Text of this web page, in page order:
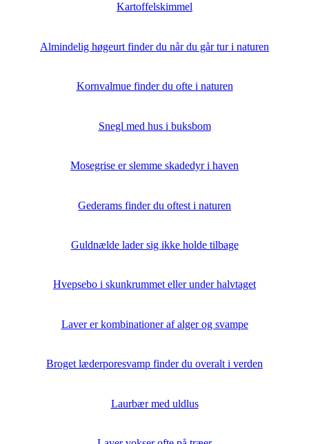
Kartoffelskimmel
Almindelig høgeurt finder du når du går tur i naturen
Kornvalmue finder du ofte i naturen
Snegl med hus i buksbom
Mosegrise er slemme skadedyr i haven
Gederams finder du oftest i naturen
Guldnælde lader sig ikke holde tilbage
Hvepsebo i skunkrummet eller under halvtaget
Laver er kombinationer af alger og svampe
Broget læderporesvamp finder du overalt i verden
Laurbær med uldlus